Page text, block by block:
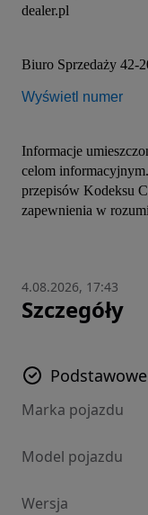
dealer.pl
Biuro Sprzedaży 42-
Wyświetl numer
Informacje
celom
przepisów Kodeksu
zapewnienia w
4.08.2026, 17:43
Szczegóły
Podstawowe
Marka pojazdu
Model pojazdu
Wersja